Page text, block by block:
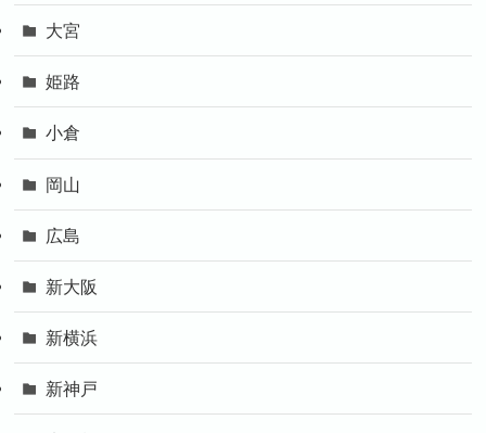
大宮
姫路
小倉
岡山
広島
新大阪
新横浜
新神戸